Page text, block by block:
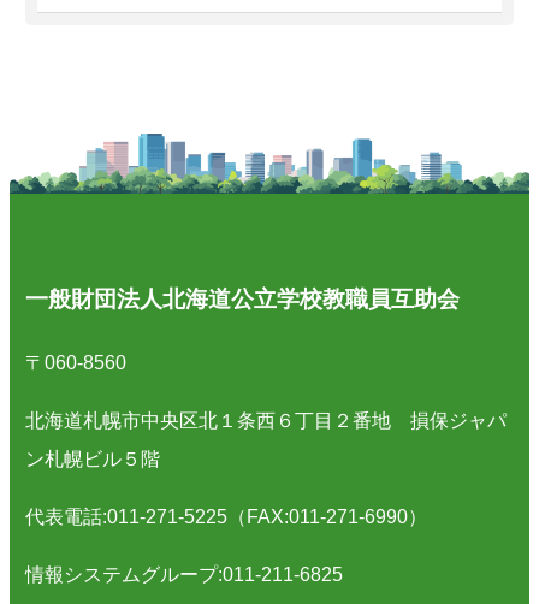
一般財団法人北海道公立学校教職員互助会
〒060-8560
北海道札幌市中央区北１条西６丁目２番地 損保ジャパ
ン札幌ビル５階
代表電話:011-271-5225（FAX:011-271-6990）
情報システムグループ:011-211-6825